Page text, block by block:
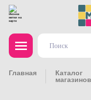
Главная
Каталог
магазинов